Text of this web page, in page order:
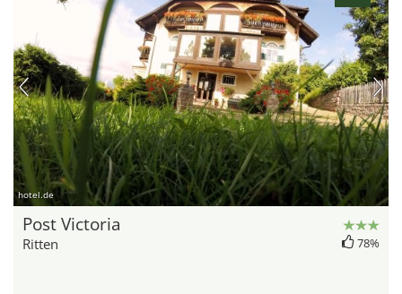
hotel.de
Post Victoria
Ritten 78%